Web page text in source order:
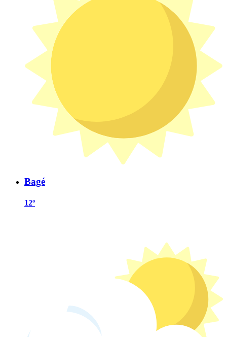
Bagé
12º